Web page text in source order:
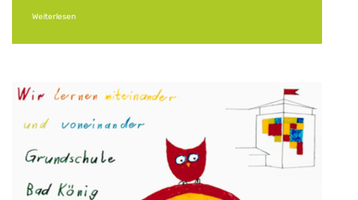
Weiterlesen